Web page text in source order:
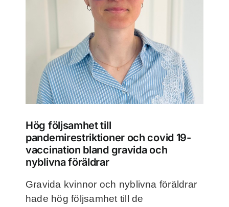
NorthMom
Hög följsamhet till
pandemirestriktioner och covid 19-
vaccination bland gravida och
nyblivna föräldrar
Gravida kvinnor och nyblivna föräldrar
hade hög följsamhet till de